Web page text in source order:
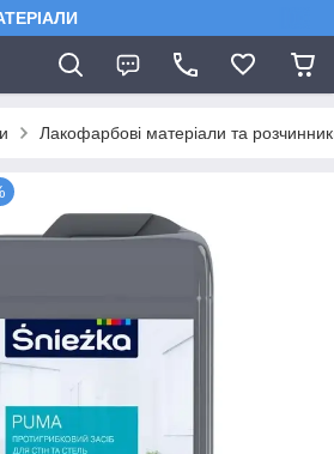
Лакофарбові матеріали та